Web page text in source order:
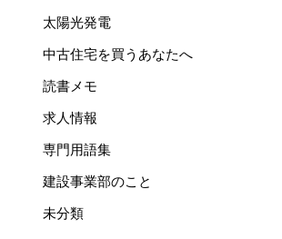
太陽光発電
中古住宅を買うあなたへ
読書メモ
求人情報
専門用語集
建設事業部のこと
未分類